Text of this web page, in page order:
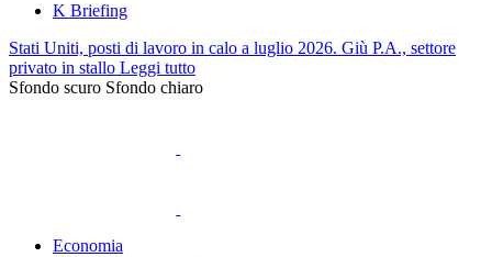
K Briefing
Stati Uniti, posti di lavoro in calo a luglio 2026. Giù P.A., settore
privato in stallo Leggi tutto
Sfondo scuro Sfondo chiaro
Economia